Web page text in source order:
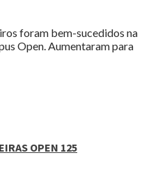
foram bem-sucedidos na
Open. Aumentaram para
OPEN 125